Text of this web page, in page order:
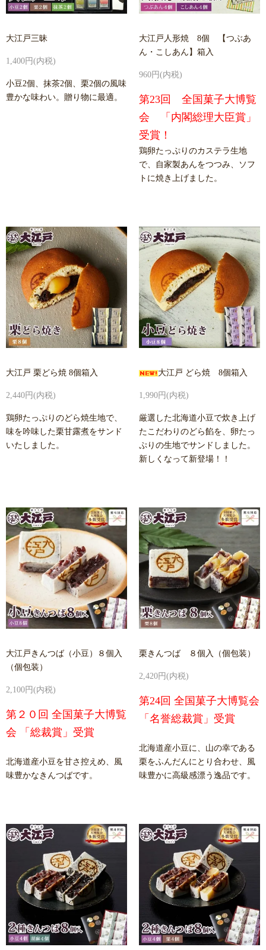
大江戸三昧
1,400円(内税)
小豆2個、抹茶2個、栗2個の風味
豊かな味わい。贈り物に最適。
大江戸人形焼 8個 【つぶあ
ん・こしあん】箱入
960円(内税)
第23回 全国菓子大博覧
会 「内閣総理大臣賞」
受賞！
鶏卵たっぷりのカステラ生地
で、自家製あんをつつみ、ソフ
トに焼き上げました。
大江戸 栗どら焼 8個箱入
2,440円(内税)
鶏卵たっぷりのどら焼生地で、
味を吟味した栗甘露煮をサンド
いたしました。
大江戸 どら焼 8個箱入
1,990円(内税)
厳選した北海道小豆で炊き上げ
たこだわりのどら餡を、卵たっ
ぷりの生地でサンドしました。
新しくなって新登場！！
大江戸きんつば（小豆）８個入
（個包装）
2,100円(内税)
第２０回 全国菓子大博覧
会 「総裁賞」受賞
北海道産小豆を甘さ控えめ、風
味豊かなきんつばです。
栗きんつば ８個入（個包装）
2,420円(内税)
第24回 全国菓子大博覧会
「名誉総裁賞」受賞
北海道産小豆に、山の幸である
栗をふんだんにとり合わせ、風
味豊かに高級感漂う逸品です。